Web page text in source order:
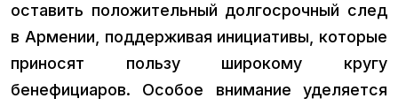
оставить положительный долгосрочный след
в Армении, поддерживая инициативы, которые
приносят пользу широкому кругу
бенефициаров. Особое внимание уделяется